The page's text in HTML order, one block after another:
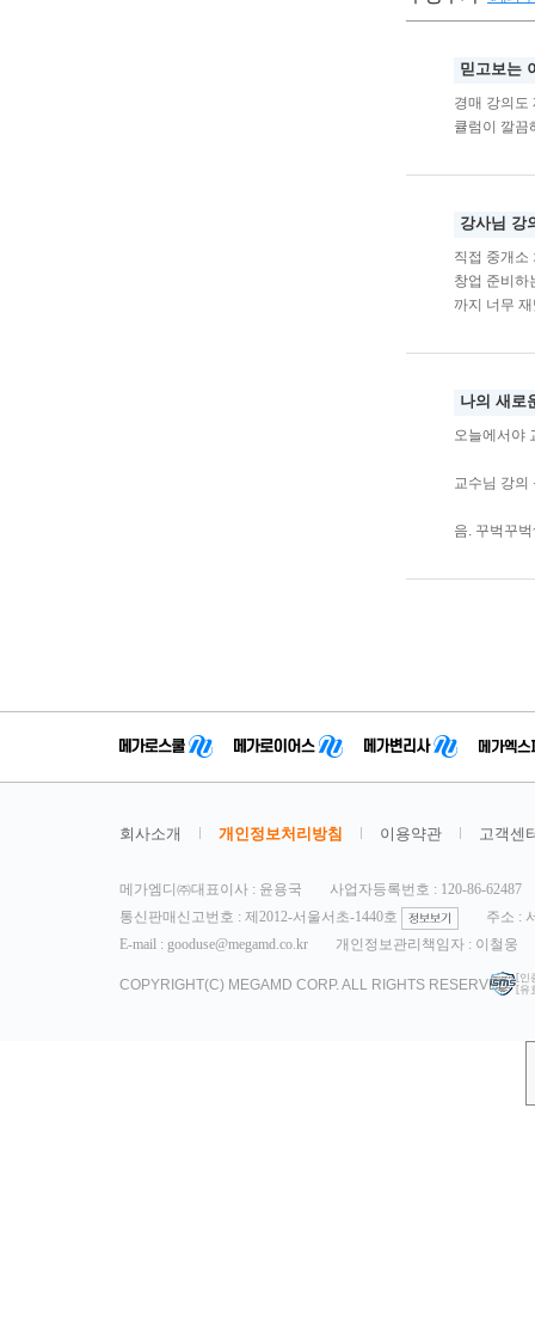
믿고보는
경매 강의도
큘럼이 깔끔
강사님 강
직접 중개소
창업 준비하
까지 너무
나의 새로
오늘에서야
교수님 강의
음. 꾸벅꾸
회사소개 개인정보처리방침 이용약관 고객센
메가엠디㈜대표이사 : 윤용국
사업자등록번호 : 120-86-62487
통신판매신고번호 : 제2012-서울서초-1440호
주소 :
E-mail : gooduse@megamd.co.kr
개인정보관리책임자 : 이철웅
COPYRIGHT(C) MEGAMD CORP. ALL RIGHTS RESERVED. [인
[유